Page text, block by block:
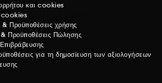
και cookies
cookies
& Προϋποθέσεις χρήσης
& Προϋποθέσεις Πώλησης
για τη δημοσίευση των αξιολογήσεων